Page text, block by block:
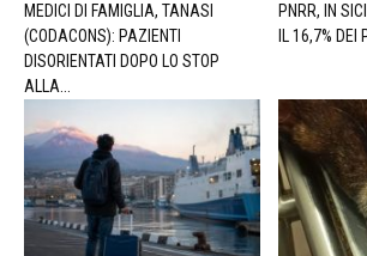
MEDICI DI FAMIGLIA, TANASI
(CODACONS): PAZIENTI
DISORIENTATI DOPO LO STOP
ALLA...
PNRR, IN
IL 16,7% DEI